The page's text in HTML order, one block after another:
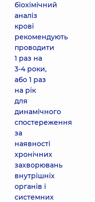
біохімічний
аналіз
крові
рекомендують
проводити
1 раз на
3-4 роки,
або 1 раз
на рік
для
динамічного
спостереження
за
наявності
хронічних
захворювань
внутрішніх
органів і
системних